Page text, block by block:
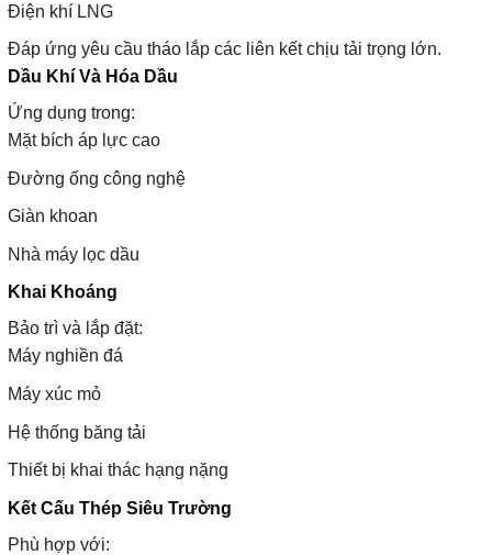
Điện khí LNG
Đáp ứng yêu cầu tháo lắp các liên kết chịu tải trọng lớn.
Dầu Khí Và Hóa Dầu
Ứng dụng trong:
Mặt bích áp lực cao
Đường ống công nghệ
Giàn khoan
Nhà máy lọc dầu
Khai Khoáng
Bảo trì và lắp đặt:
Máy nghiền đá
Máy xúc mỏ
Hệ thống băng tải
Thiết bị khai thác hạng nặng
Kết Cấu Thép Siêu Trường
Phù hợp với: